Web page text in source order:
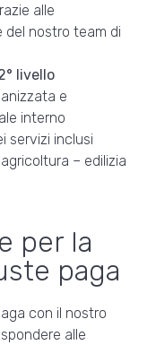
alle
nostro team di
livello
e
interno
servizi inclusi
– edilizia
per la
paga
con il nostro
alle